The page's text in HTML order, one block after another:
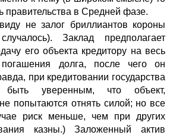
правительства в Средней фазе.
не залог бриллиантов короны
Заклад предполагает
его объекта кредитору на весь
долга, после чего он
при кредитовании государства
быть уверенным, что объект,
попытаются отнять силой; но все
риск меньше, чем при других
казны.) Заложенный актив